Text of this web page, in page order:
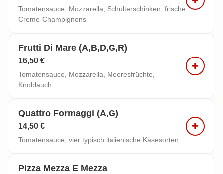
Tomatensauce, Mozzarella, Schulterschinken, frische
Creme-Champignons
Frutti Di Mare (a,b,d,g,r)
16,50 €
Tomatensauce, Mozzarella, Meeresfrüchte,
Knoblauch
Quattro Formaggi (a,g)
14,50 €
Tomatensauce, vier typisch italienische Käsesorten
Pizza Mezza E Mezza